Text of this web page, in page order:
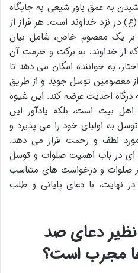
به عمق باور شیعی به جایگاه
در نزد خداوند است. هر فراز از
بر یک معصوم خاص، شامل بیان
خداوند، به برکت و حرمت آن
به خواننده امکان می دهد تا
معصومین توسل جوید و از طریق
احدیت عرضه کند. این شیوه
اهل بیت است، بلکه یادآور این
به اولیای خود را می پذیرد و
لطف و رحمت قرار می دهد.
ای در باب اهمیت صلوات و توسل
صلوات و درخواست های متناسب
نهایت، با دعای پایانی و طلب
دعای صد
مجرب است؟